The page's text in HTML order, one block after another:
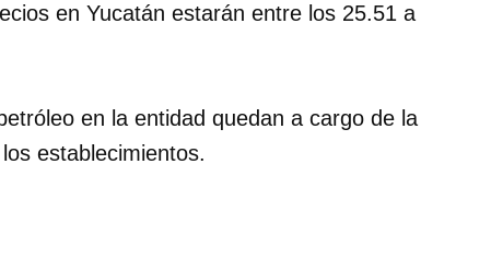
en Yucatán estarán entre los 25.51 a
en la entidad quedan a cargo de la
establecimientos.